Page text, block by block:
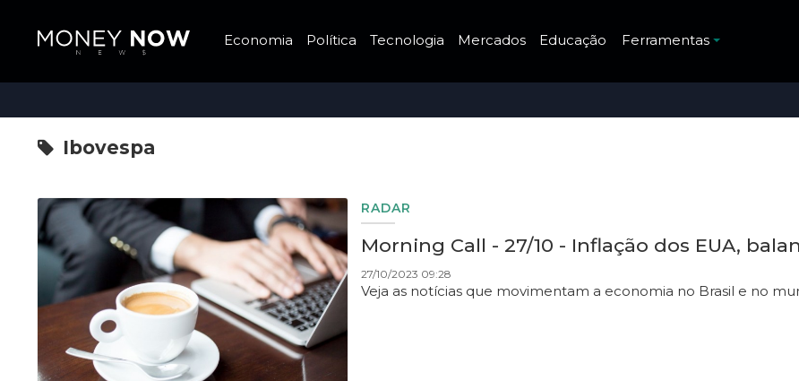
Economia Política Tecnologia Mercados Educação Ferramentas
Ibovespa
RADAR
Morning Call - 27/10 - Inflação dos EUA,
27/10/2023 09:28
Veja as notícias que movimentam a economia no Brasil e no